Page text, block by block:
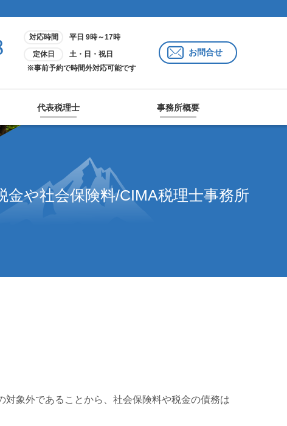
対応時間
平日 9時～17時
定休日
土・日・祝日
※事前予約で時間外対応可能です
お問合せ
代表税理士 事務所概要
金や社会保険料/CIMA税理士事務所
象外であることから、社会保険料や税金の債務は